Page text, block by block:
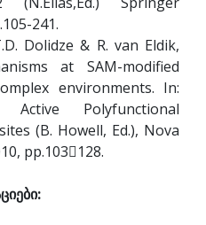
241.
Dolidze & R. van Eldik,
at SAM-modified
environments. In:
Active Polyfunctional
(B. Howell, Ed.), Nova
pp.103128.